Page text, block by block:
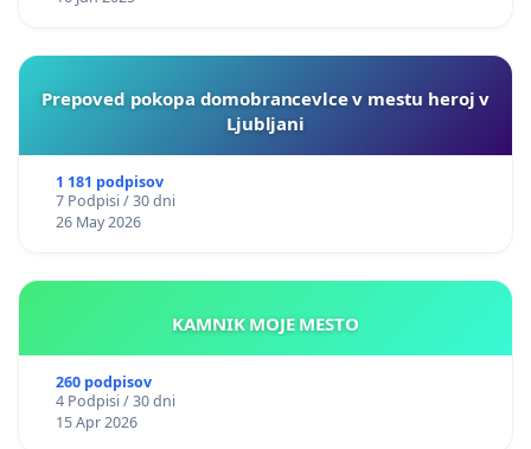
Prepoved pokopa domobrancevlce v mestu heroj v
Ljubljani
1 181 podpisov
7 Podpisi / 30 dni
26 May 2026
KAMNIK MOJE MESTO
260 podpisov
4 Podpisi / 30 dni
15 Apr 2026